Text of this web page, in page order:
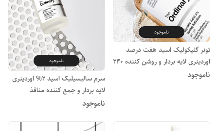
ناموجود
تونر گلیکولیک اسید هفت درصد
اوردینری لایه بردار و روشن کننده ۲۴۰
میل
ناموجود
ناموجود
سرم سالیسیلیک اسید 2% اوردینری
لایه بردار و جمع کننده منافذ
ناموجود